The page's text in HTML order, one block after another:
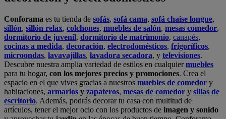
recibirlo en tu domicilio
No esperes más para crear o renovar tu
hogar y transformarlo en un espacio con mucho estilo. Conforama
tiene 300tiendas de mueblesfísicas distribuidas en6 países
distintos. Aproveche nuestras ofertas desofas baratos,colchones
baratosyliquidaciones de sofas.
Conforama solo comercializa a través de su website o, físicamente,
en sus tiendas de sofás.
Alcalá de Guadaíra,Alcalá de Henares,Alcorcón,Alfafar ,Alicante,
Arinaga,Asturias,Badalona,Barakaldo,Barcelona,Burjassot
Castellón ,Chafiras,Cordoba,Elche ,Finestrat, Granada,Huércal de